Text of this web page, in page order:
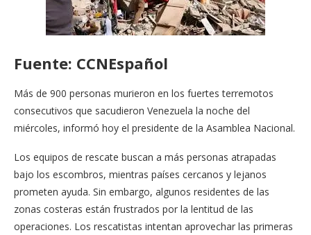
Fuente: CCNEspañol
Más de 900 personas murieron en los fuertes terremotos
consecutivos que sacudieron Venezuela la noche del
miércoles, informó hoy el presidente de la Asamblea Nacional.
Los equipos de rescate buscan a más personas atrapadas
bajo los escombros, mientras países cercanos y lejanos
prometen ayuda. Sin embargo, algunos residentes de las
zonas costeras están frustrados por la lentitud de las
operaciones. Los rescatistas intentan aprovechar las primeras